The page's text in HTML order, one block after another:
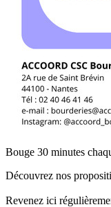
Bouge 30 minutes
Découvrez nos
Revenez ici